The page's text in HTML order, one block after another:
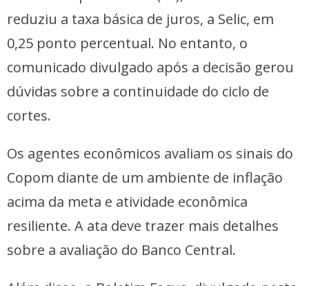
reduziu a taxa básica de juros, a Selic, em
0,25 ponto percentual. No entanto, o
comunicado divulgado após a decisão gerou
dúvidas sobre a continuidade do ciclo de
cortes.
Os agentes econômicos avaliam os sinais do
Copom diante de um ambiente de inflação
acima da meta e atividade econômica
resiliente. A ata deve trazer mais detalhes
sobre a avaliação do Banco Central.